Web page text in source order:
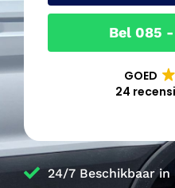
Bel 085
GOED
24
24/7 Beschikbaar in